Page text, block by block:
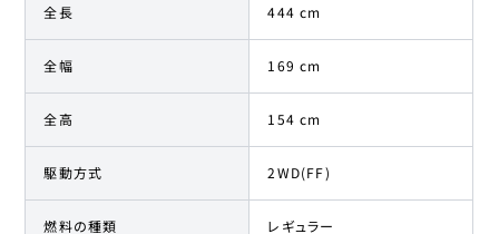
全長 444 cm
全幅 169 cm
全高 154 cm
駆動方式 2WD(FF)
燃料の種類 レギュラー